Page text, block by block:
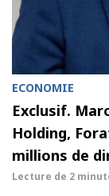
ECONOMIE
Exclusif.
Holding,
millions de
Lecture de 2